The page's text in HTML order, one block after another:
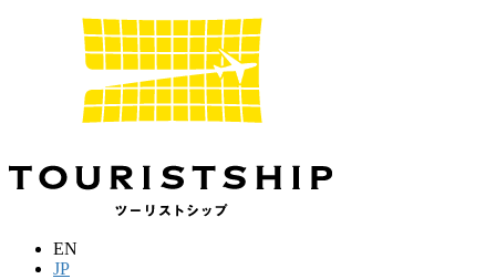
移
動
ン
に
EN
JP